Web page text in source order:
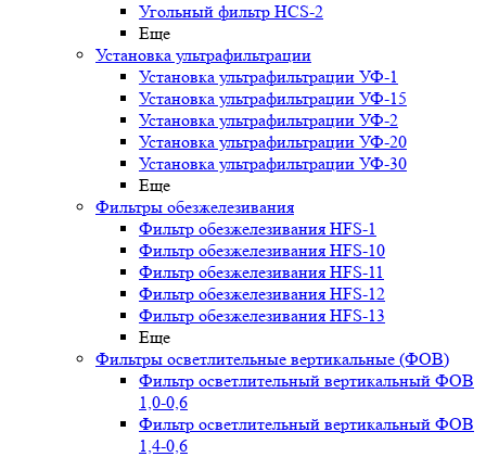
Угольный фильтр HСS-2
Еще
Установка ультрафильтрации
Установка ультрафильтрации УФ-1
Установка ультрафильтрации УФ-15
Установка ультрафильтрации УФ-2
Установка ультрафильтрации УФ-20
Установка ультрафильтрации УФ-30
Еще
Фильтры обезжелезивания
Фильтр обезжелезивания HFS-1
Фильтр обезжелезивания HFS-10
Фильтр обезжелезивания HFS-11
Фильтр обезжелезивания HFS-12
Фильтр обезжелезивания HFS-13
Еще
Фильтры осветлительные вертикальные (ФОВ)
Фильтр осветлительный вертикальный ФОВ
1,0-0,6
Фильтр осветлительный вертикальный ФОВ
1,4-0,6